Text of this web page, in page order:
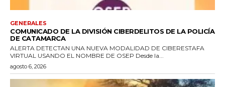
GENERALES
COMUNICADO DE LA DIVISIÓN CIBERDELITOS DE LA POLICÍA
DE CATAMARCA
ALERTA DETECTAN UNA NUEVA MODALIDAD DE CIBERESTAFA
VIRTUAL USANDO EL NOMBRE DE OSEP Desde la...
agosto 6, 2026